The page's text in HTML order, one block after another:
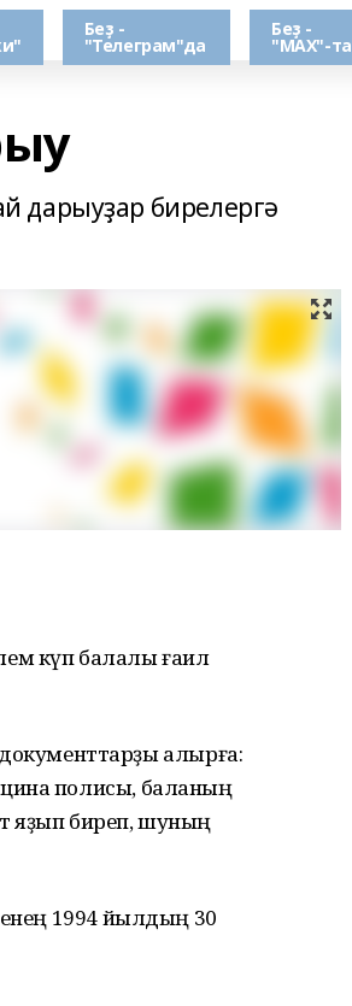
Беҙ -
"Телеграм"да
Беҙ -
"МАХ"-та
дарыуҙар бирелергә
күп балалы ғаилә
документтарҙы алырға:
полисы, баланың
яҙып биреп, шуның
1994 йылдың 30